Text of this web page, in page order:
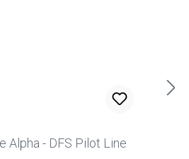
Alpha - DFS Pilot Line